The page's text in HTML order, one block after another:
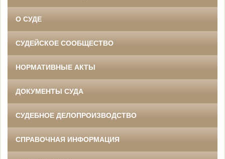
О СУДЕ
СУДЕЙСКОЕ СООБЩЕСТВО
НОРМАТИВНЫЕ АКТЫ
ДОКУМЕНТЫ СУДА
СУДЕБНОЕ ДЕЛОПРОИЗВОДСТВО
СПРАВОЧНАЯ ИНФОРМАЦИЯ